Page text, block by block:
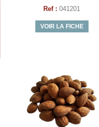
Ref : 041201
VOIR LA FICHE